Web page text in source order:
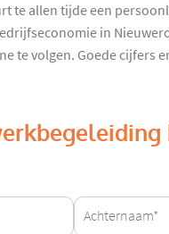
te allen tijde een
in
te volgen. Goede cijfers